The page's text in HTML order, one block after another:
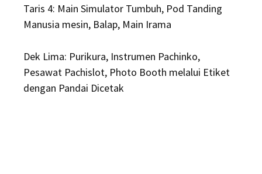
Taris 4: Main Simulator Tumbuh, Pod Tanding
Manusia mesin, Balap, Main Irama
Dek Lima: Purikura, Instrumen Pachinko,
Pesawat Pachislot, Photo Booth melalui Etiket
dengan Pandai Dicetak